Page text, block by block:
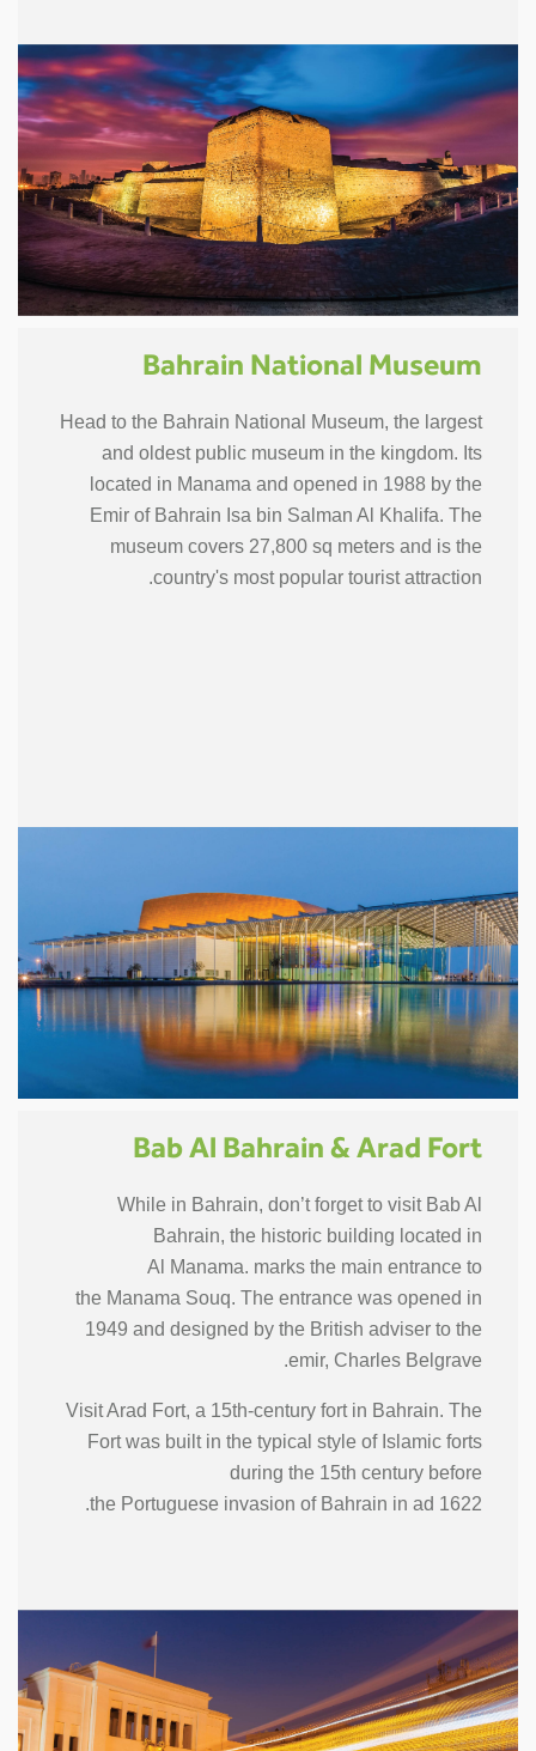
Bahrain National Museum
Head to the Bahrain National Museum, the largest
and oldest public museum in the kingdom. Its
located in Manama and opened in 1988 by the
Emir of Bahrain Isa bin Salman Al Khalifa. The
museum covers 27,800 sq meters and is the
country's most popular tourist attraction.
Bab Al Bahrain & Arad Fort
While in Bahrain, don’t forget to visit Bab Al
Bahrain, the historic building located in
Al Manama. marks the main entrance to
the Manama Souq. The entrance was opened in
1949 and designed by the British adviser to the
emir, Charles Belgrave.
Visit Arad Fort, a 15th-century fort in Bahrain. The
Fort was built in the typical style of Islamic forts
during the 15th century before
the Portuguese invasion of Bahrain in ad 1622.